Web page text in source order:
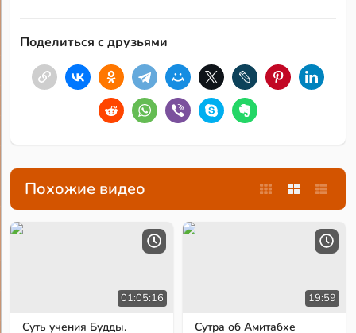
Поделиться с друзьями
Похожие видео
01:05:16
Суть учения Будды.
19:59
Сутра об Амитабхе